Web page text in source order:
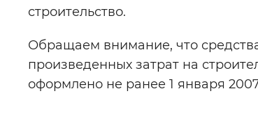
строительство.
Обращаем внимание, что
произведенных затрат на
оформлено не ранее 1 января